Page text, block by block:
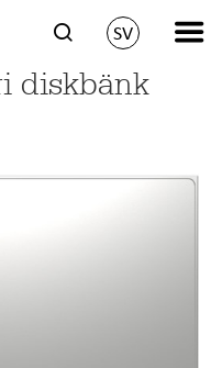
SV
diskbänk